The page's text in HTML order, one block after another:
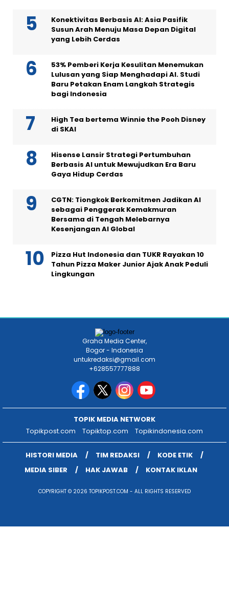
Konektivitas Berbasis AI: Asia Pasifik
Susun Arah Menuju Masa Depan Digital
yang Lebih Cerdas
53% Pemberi Kerja Kesulitan Menemukan
Lulusan yang Siap Menghadapi AI. Studi
Baru Petakan Enam Langkah Strategis
bagi Indonesia
High Tea bertema Winnie the Pooh Disney
di SKAI
Hisense Lansir Strategi Pertumbuhan
Berbasis AI untuk Mewujudkan Era Baru
Gaya Hidup Cerdas
CGTN: Tiongkok Berkomitmen Jadikan AI
sebagai Penggerak Kemakmuran
Bersama di Tengah Melebarnya
Kesenjangan AI Global
Pizza Hut Indonesia dan TUKR Rayakan 10
Tahun Pizza Maker Junior Ajak Anak Peduli
Lingkungan
Graha Media Center,
Bogor - Indonesia
untukredaksi@gmail.com
+628557777888
TOPIK MEDIA NETWORK
Topikpost.com
Topiktop.com Topikindonesia.com
HISTORI MEDIA TIM REDAKSI
KODE ETIK
MEDIA SIBER
HAK JAWAB KONTAK IKLAN
COPYRIGHT © 2026 TOPIKPOST.COM - ALL RIGHTS RESERVED